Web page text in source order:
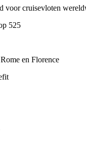
voor cruisevloten
en Florence